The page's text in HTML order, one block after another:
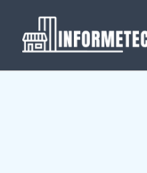
contenido